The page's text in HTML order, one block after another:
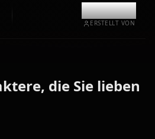
@kanashi
ERSTELLT VON
die Sie lieben
Soldier 11